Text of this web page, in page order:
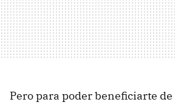
Pero para poder beneficiarte